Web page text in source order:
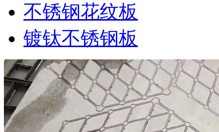
不锈钢花纹板
镀钛不锈钢板